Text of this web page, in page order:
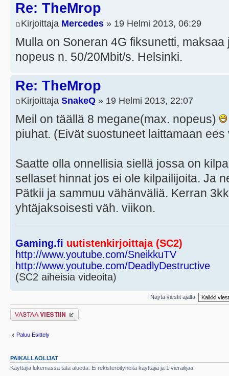
Re: TheMrop
Kirjoittaja Mercedes » 19 Helmi 2013, 06:29
Mulla on Soneran 4G fiksunetti,
nopeus n. 50/20Mbit/s. Helsinki.
Re: TheMrop
Kirjoittaja SnakeQ » 19 Helmi 2013, 22:07
Meil on täällä 8 megane(max. nopeus)
piuhat. (Eivät suostuneet laittamaan
Saatte olla onnellisia siellä jossa on
sellaset hinnat jos ei ole kilpailijoita. Ja
Pätkii ja sammuu vähänväliä. Kerran
yhtäjaksoisesti väh. viikon.
Gaming.fi uutistenkirjoittaja (SC2)
http://www.youtube.com/SneikkuTV
http://www.youtube.com/DeadlyDestructive
(SC2 aiheisia videoita)
Näytä viestit ajalta:
Lähetä vastaus
Paluu Esittely
PAIKALLAOLIJAT
Käyttäjiä lukemassa tätä aluetta: Ei rekisteröityneitä käyttäjiä ja 1 vierailijaa